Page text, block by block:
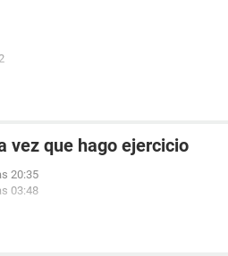
vez que hago ejercicio
20:35
03:48